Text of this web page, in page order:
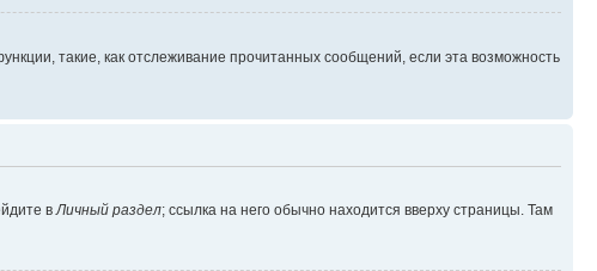
такие, как отслеживание прочитанных сообщений, если эта возможность
в Личный раздел; ссылка на него обычно находится вверху страницы. Там